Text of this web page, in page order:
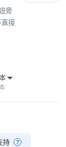
旁
直接

持 ?